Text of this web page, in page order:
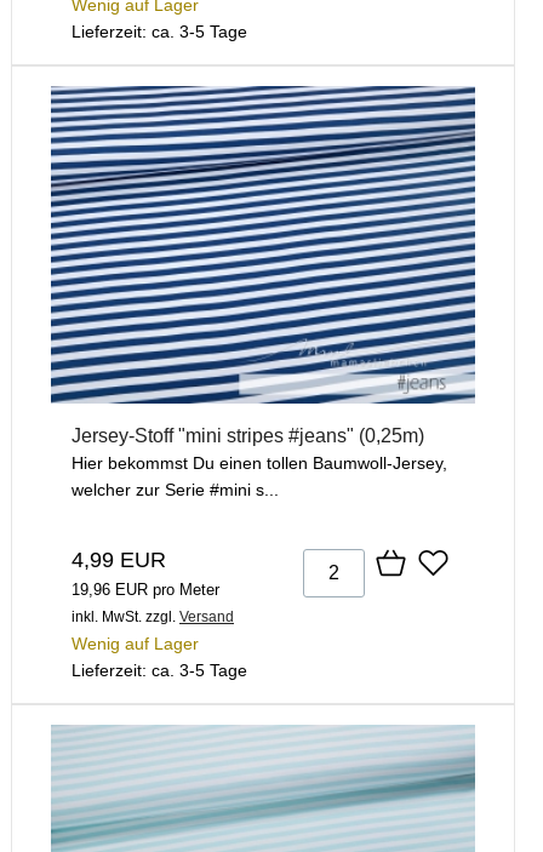
Wenig auf Lager
Lieferzeit: ca. 3-5 Tage
Jersey-Stoff "mini stripes #jeans" (0,25m)
Hier bekommst Du einen tollen Baumwoll-Jersey,
welcher zur Serie #mini s...
4,99 EUR
19,96 EUR pro Meter
inkl. MwSt. zzgl. Versand
Wenig auf Lager
Lieferzeit: ca. 3-5 Tage